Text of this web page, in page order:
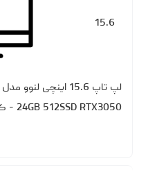
15.6
24GB 512SSD RTX3050 - کاستوم شده